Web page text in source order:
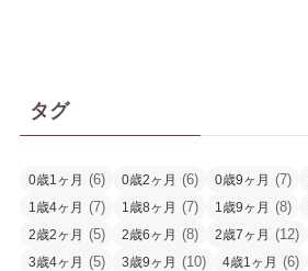
タグ
0歳1ヶ月 (6) 0歳2ヶ月 (6) 0歳9ヶ月 (7)
1歳4ヶ月 (7) 1歳8ヶ月 (7) 1歳9ヶ月 (8)
2歳2ヶ月 (5) 2歳6ヶ月 (8) 2歳7ヶ月 (12)
3歳4ヶ月 (5) 3歳9ヶ月 (10) 4歳1ヶ月 (6)